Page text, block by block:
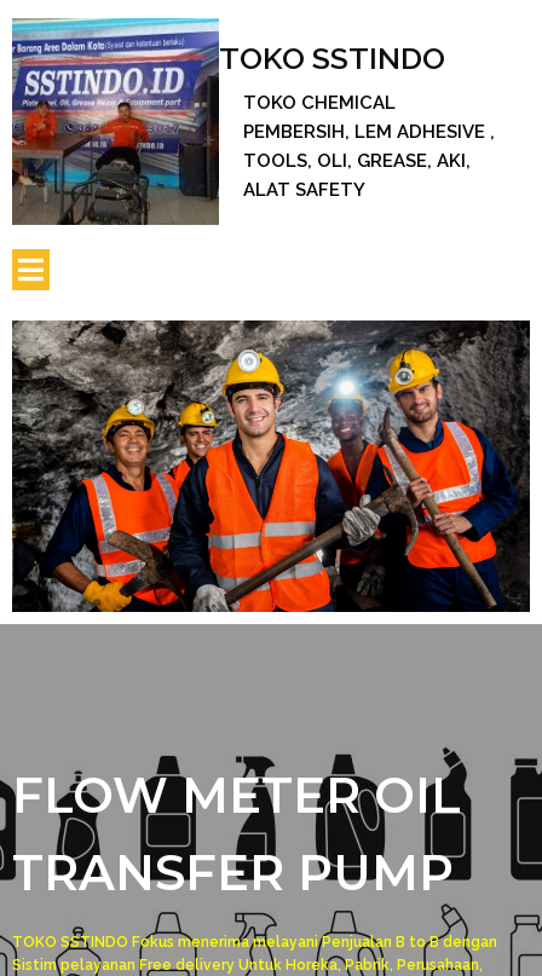
TOKO SSTINDO
TOKO CHEMICAL
PEMBERSIH, LEM ADHESIVE ,
TOOLS, OLI, GREASE, AKI,
ALAT SAFETY
FLOW METER OIL
TRANSFER PUMP
TOKO SSTINDO Fokus menerima melayani Penjualan B to B dengan
Sistim pelayanan Free delivery Untuk Horeka, Pabrik, Perusahaan,